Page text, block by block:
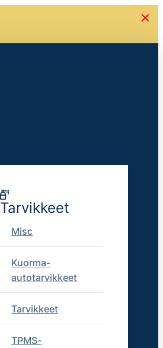
Tarvikkeet
Misc
Kuorma-
autotarvikkeet
Tarvikkeet
TPMS-